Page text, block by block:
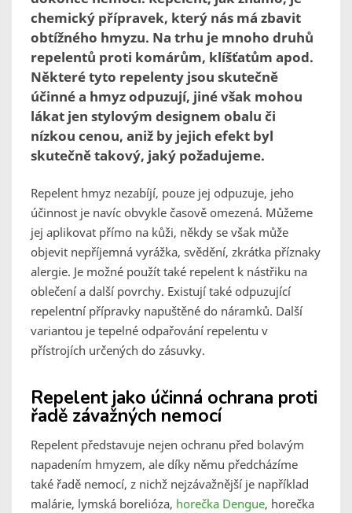
chemický přípravek, který nás má zbavit
obtížného hmyzu. Na trhu je mnoho druhů
repelentů proti komárům, klíšťatům apod.
Některé tyto repelenty jsou skutečně
účinné a hmyz odpuzují, jiné však mohou
lákat jen stylovým designem obalu či
nízkou cenou, aniž by jejich efekt byl
skutečně takový, jaký požadujeme.
Repelent hmyz nezabíjí, pouze jej odpuzuje, jeho
účinnost je navíc obvykle časově omezená. Můžeme
jej aplikovat přímo na kůži, někdy se však může
objevit nepříjemná vyrážka, svědění, zkrátka příznaky
alergie. Je možné použít také repelent k nástřiku na
oblečení a další povrchy. Existují také odpuzující
repelentní přípravky napuštěné do náramků. Další
variantou je tepelné odpařování repelentu v
přístrojích určených do zásuvky.
Repelent jako účinná ochrana proti
řadě závažných nemocí
Repelent představuje nejen ochranu před bolavým
napadením hmyzem, ale díky němu předcházíme
také řadě nemocí, z nichž nejzávažnější je například
malárie, lymská borelióza, horečka Dengue, horečka